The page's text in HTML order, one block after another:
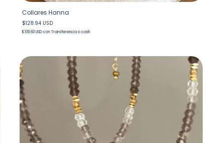
Collares Hanna
$128.94 USD
$109.60 USDcon Transferencia o cash